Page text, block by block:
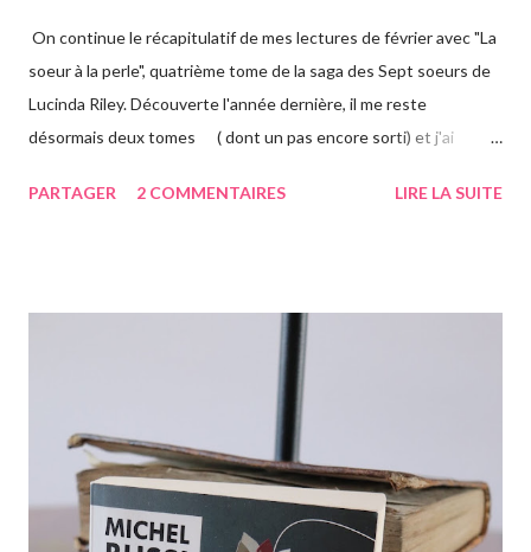
On continue le récapitulatif de mes lectures de février avec "La
soeur à la perle", quatrième tome de la saga des Sept soeurs de
Lucinda Riley. Découverte l'année dernière, il me reste
désormais deux tomes ( dont un pas encore sorti) et j'ai
avez pu le voir précédemment sur le blog. Cette fois-ci on suit la
campagne anglaise, elle va quant à elle partir à l'autre bout du
globe. Habituée à voyager, mais jamais seule, ce long courrier lui
faire peur, mais pour autant elle va aller jusqu'au bout. Avant
d'arriver en Australie, elle fait escale plusieurs semaines en
Thaïlande, sur l'île de Krabi, où elle était déjà allée avec sa soeur.
Elle retrouve des personnes qu'elle conn...
PARTAGER 2 COMMENTAIRES LIRE LA SUITE